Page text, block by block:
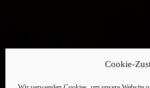
Cookie-